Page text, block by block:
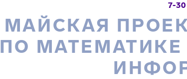
7-
МАЙСКАЯ
ПО МАТЕМАТИКЕ